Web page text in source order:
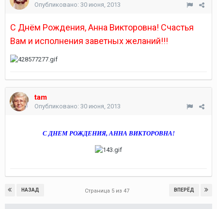
Опубликовано: 30 июня, 2013
С Днём Рождения, Анна Викторовна! Счастья
Вам и исполнения заветных желаний!!!
tam
Опубликовано: 30 июня, 2013
С ДНЕМ РОЖДЕНИЯ, АННА ВИКТОРОВНА!
НАЗАД ВПЕРЁД
Страница 5 из 47